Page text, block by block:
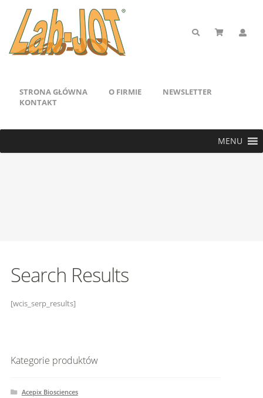
STRONA GŁÓWNA O FIRMIE
NEWSLETTER
KONTAKT
MENU
Search Results
[wcis_serp_results]
Kategorie produktów
Acepix Biosciences